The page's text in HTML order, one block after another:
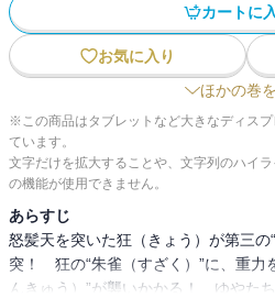
カートに
お気に入り
ほかの巻
※この商品はタブレットなど大きなディス
ています。
文字だけを拡大することや、文字列のハイ
の機能が使用できません。
あらすじ
怒髪天を突いた狂（きょう）が第三の
突！ 狂の“朱雀（すざく）”に、重力
んきゅう）”が襲いかかる！ ゆやた